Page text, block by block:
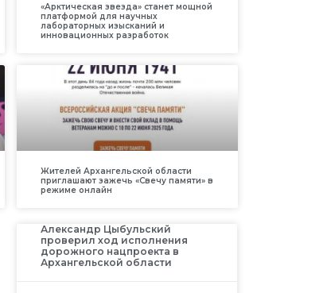
«Арктическая звезда» станет мощной
платформой для научных
лабораторных изысканий и
инновационных разработок
Жителей Архангельской области
приглашают зажечь «Свечу памяти» в
режиме онлайн
Александр Цыбульский
проверил ход исполнения
дорожного нацпроекта в
Архангельской области